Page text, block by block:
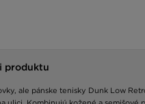
produktu
ale pánske tenisky Dunk Low